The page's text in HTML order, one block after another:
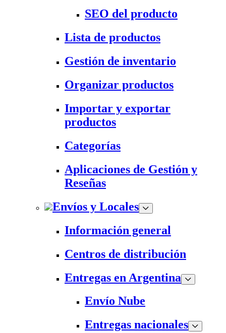
SEO del producto
Lista de productos
Gestión de inventario
Organizar productos
Importar y exportar
productos
Categorías
Aplicaciones de Gestión y
Reseñas
Envíos y Locales
Información general
Centros de distribución
Entregas en Argentina
Envío Nube
Entregas nacionales